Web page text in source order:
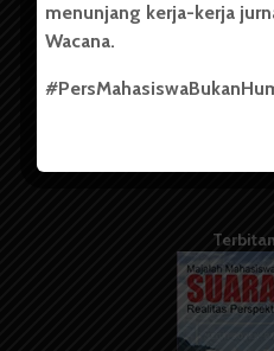
Pedoman Media Siber
Kode Etik Jurnalistik
menunjang kerja-kerja
Wacana.